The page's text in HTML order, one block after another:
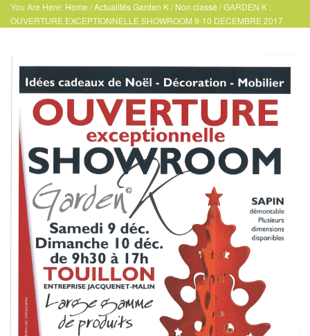
You Are Here: Home /Actualités Garden K/Non classé /GARDEN K :
OUVERTURE EXCEPTIONNELLE SHOWROOM 9-10 DECEMBRE 2017